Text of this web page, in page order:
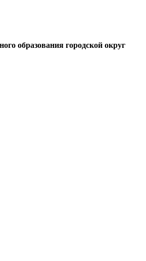
образования городской округ